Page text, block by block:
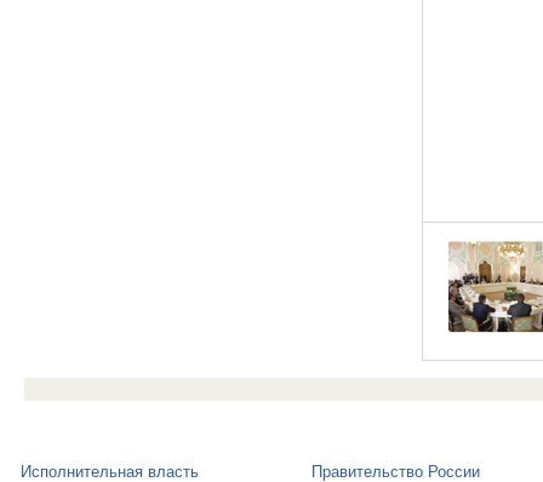
Исполнительная власть Правительство России